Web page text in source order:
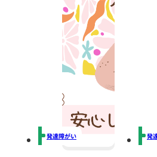
発達障がい 発